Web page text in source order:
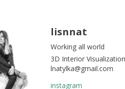
lisnnat
Working all world
3D Interior
lnatylka@gmail.com
instagram